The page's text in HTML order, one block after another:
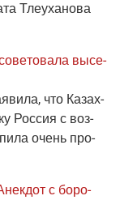
Тле­уха­но­ва
высе­
что Казах­
Рос­сия с воз­
очень про­
с боро­